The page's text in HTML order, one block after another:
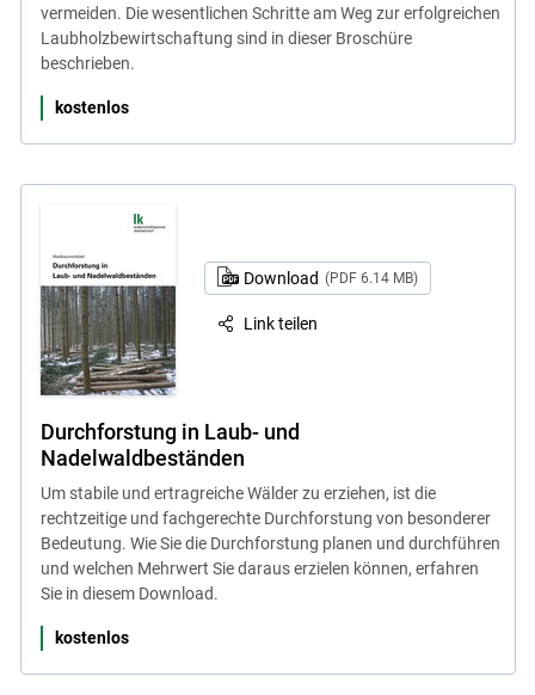
vermeiden. Die wesentlichen Schritte am Weg zur erfolgreichen
Laubholzbewirtschaftung sind in dieser Broschüre
beschrieben.
kostenlos
Download (PDF 6.14 MB)
Link teilen
Durchforstung in Laub- und
Nadelwaldbeständen
Um stabile und ertragreiche Wälder zu erziehen, ist die
rechtzeitige und fachgerechte Durchforstung von besonderer
Bedeutung. Wie Sie die Durchforstung planen und durchführen
und welchen Mehrwert Sie daraus erzielen können, erfahren
Sie in diesem Download.
kostenlos